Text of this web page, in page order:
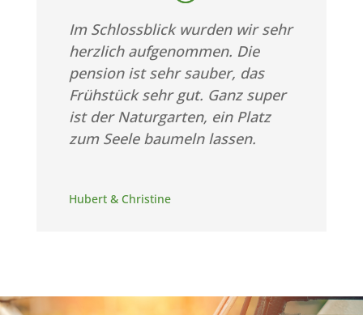
Im Schlossblick wurden wir sehr
herzlich aufgenommen. Die
pension ist sehr sauber, das
Frühstück sehr gut. Ganz super
ist der Naturgarten, ein Platz
zum Seele baumeln lassen.
Hubert & Christine